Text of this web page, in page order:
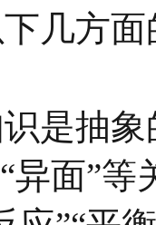
几方
是抽
异面”等